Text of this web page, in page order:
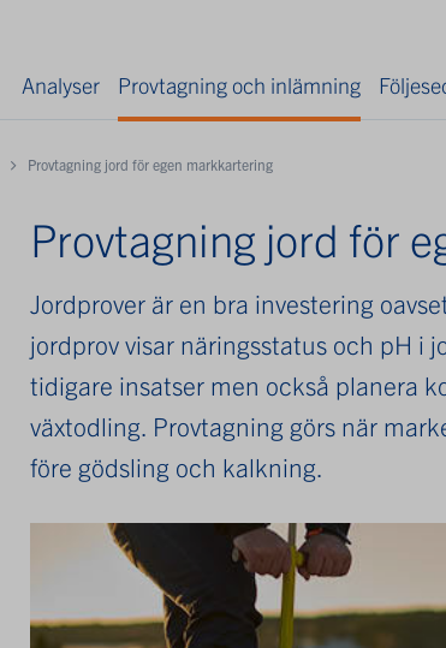
Analyser Provtagning och inlämning
Provtagning jord för egen markkartering
Provtagning jord för
Jordprover är en bra investering
jordprov visar näringsstatus och pH i
tidigare insatser men också planera
växtodling. Provtagning görs när
före gödsling och kalkning.